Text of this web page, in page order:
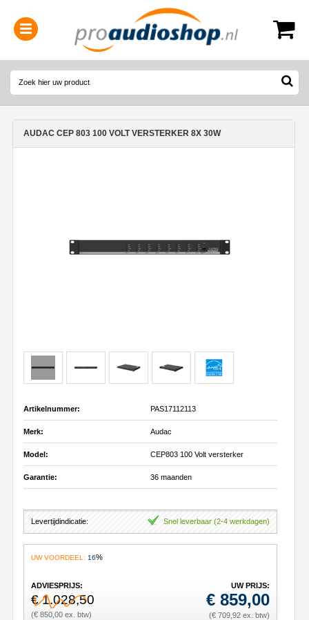
0314-364515
AUDAC CEP 803 100 VOLT VERSTERKER 8X 30W
Artikelnummer: PAS17112113
Merk: Audac
Model: CEP803 100 Volt versterker
Garantie: 36 maanden
Levertijdindicatie: Snel leverbaar (2-4 werkdagen)
UW VOORDEEL: 16%
ADVIESPRIJS:
€ 1.028,50
(€ 850,00 ex. btw)
UW PRIJS:
€ 859,00
(€ 709,92 ex. btw)